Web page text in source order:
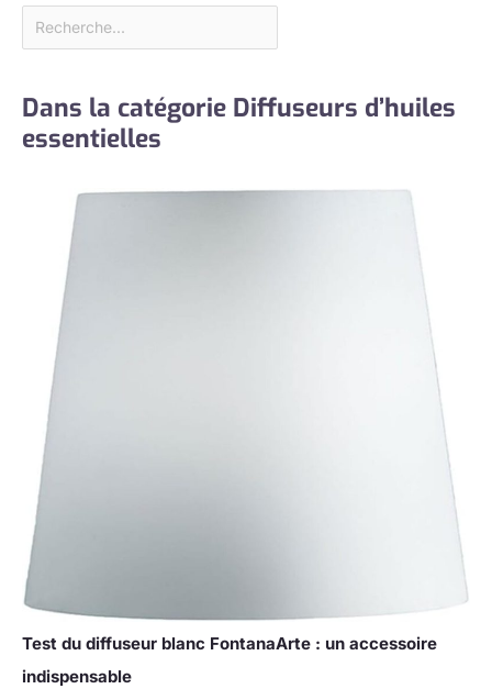
Dans la catégorie Diffuseurs d’huiles
essentielles
Test du diffuseur blanc FontanaArte : un accessoire
indispensable